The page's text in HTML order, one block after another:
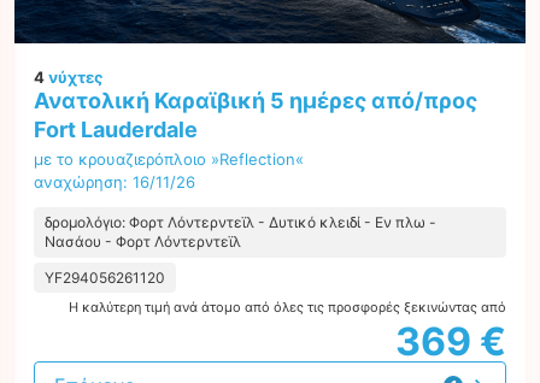
4νύχτες
Ανατολική Καραϊβική 5 ημέρες από/προς
Fort Lauderdale
με το κρουαζιερόπλοιο »Reflection«
αναχώρηση: 16/11/26
δρομολόγιο: Φορτ Λόντερντεϊλ - Δυτικό κλειδί - Εν πλω -
Νασάου - Φορτ Λόντερντεϊλ
YF294056261120
Η καλύτερη τιμή ανά άτομο από όλες τις προσφορές ξεκινώντας από
369 €